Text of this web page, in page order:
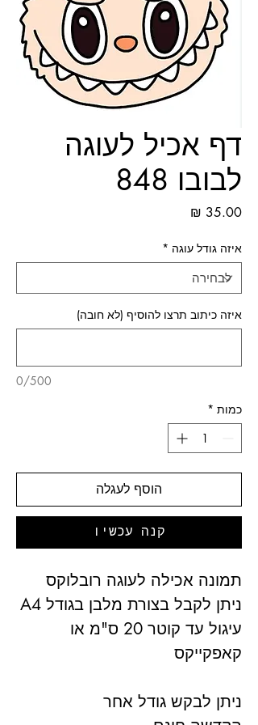
דף אכיל לעוגה
לבובו 848
איזה גודל עוגה *
איזה כיתוב תרצו להוסיף (לא חובה)
0/500
כמות *
הוסף לעגלה
קנה עכשיו
תמונה אכילה לעוגה רובלוקס
ניתן לקבל בצורת מלבן בגודל A4
עיגול עד קוטר 20 ס"מ או
קאפקייקס
ניתן לבקש גודל אחר